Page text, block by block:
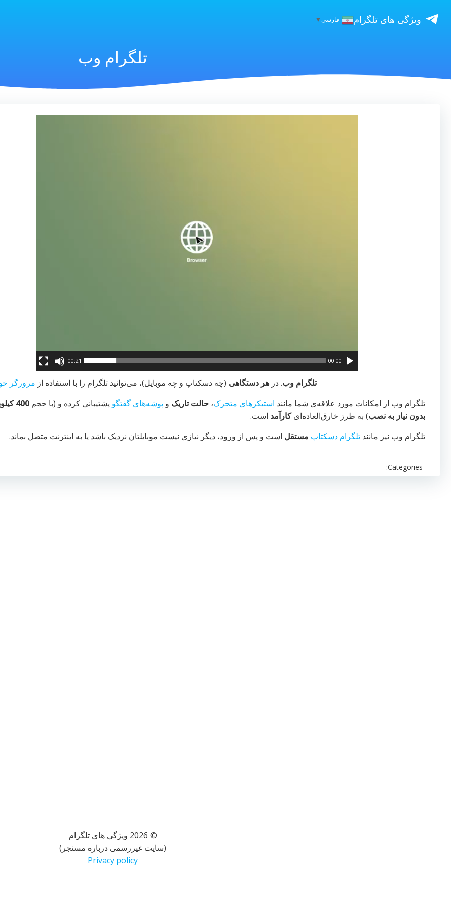
ویژگی های تلگرام فارسی▼
تلگرام وب
00:00
00:21
تلگرام وب. در هر دستگاهی (چه دسکتاپ و چه موبایل)، می‌توانید تلگرام را با استفاده از مرورگر
تلگرام وب از امکانات مورد علاقه‌ی شما مانند استیکرهای متحرک، حالت تاریک و پوشه‌های گفتگو پشتیبانی کرده و (با حجم 400 کیلوبایت
بدون نیاز به نصب) به طرز خارق‌العاده‌ایکارآمد است.
تلگرام وب نیز مانند تلگرام دسکتاپ مستقل است و پس از ورود، دیگر نیازی نیست موبایلتان نزدیک باشد یا به اینترنت متصل بماند.
Categories:
© 2026 ویژگی های تلگرام
(سایت غیررسمی درباره مسنجر)
Privacy policy